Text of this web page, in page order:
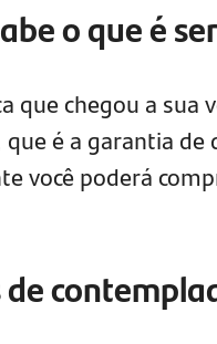
o que é
que chegou a sua
é a garantia de
você poderá